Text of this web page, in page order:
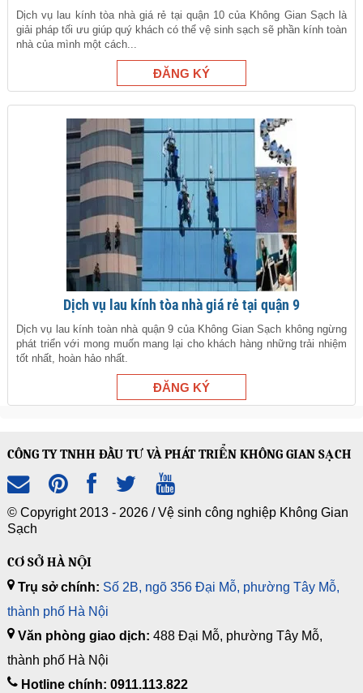
Dịch vụ lau kính tòa nhà giá rẻ tại quận 10 của Không Gian Sạch là
giải pháp tối ưu giúp quý khách có thể vệ sinh sạch sẽ phần kính toàn
nhà của mình một cách...
Dịch vụ lau kính tòa nhà giá rẻ tại quận 9
Dịch vụ lau kính toàn nhà quận 9 của Không Gian Sạch không ngừng
phát triển với mong muốn mang lại cho khách hàng những trải nhiệm
tốt nhất, hoàn hảo nhất.
CÔNG TY TNHH ĐẦU TƯ VÀ PHÁT TRIỂN KHÔNG GIAN SẠCH
© Copyright 2013 - 2026 /Vệ sinh công nghiệp Không Gian
Sạch
CƠ SỞ HÀ NỘI
Trụ sở chính: Số 2B, ngõ 356 Đại Mỗ, phường Tây Mỗ,
thành phố Hà Nội
Văn phòng giao dịch: 488 Đại Mỗ, phường Tây Mỗ,
thành phố Hà Nội
Hotline chính: 0911.113.822